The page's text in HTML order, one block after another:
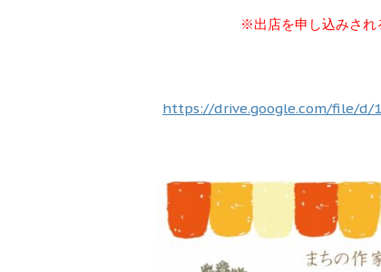
※出店を申し込みされ
https://drive.google.com/file/d/